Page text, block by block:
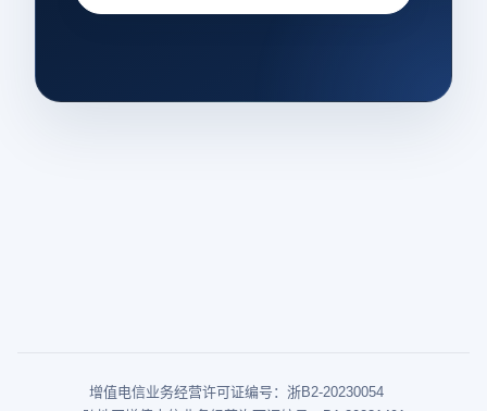
增值电信业务经营许可证编号：浙B2-20230054